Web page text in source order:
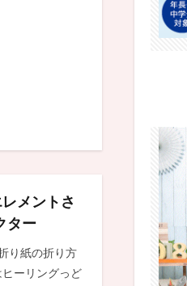
メントさ
ター
り紙の折り方
ーリングっど